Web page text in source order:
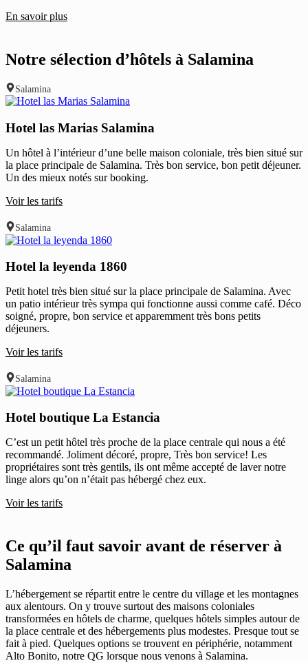
En savoir plus
Notre sélection d’hôtels à Salamina
Salamina
Hotel las Marias Salamina
Un hôtel à l’intérieur d’une belle maison coloniale, très bien situé sur
la place principale de Salamina. Très bon service, bon petit déjeuner.
Un des mieux notés sur booking.
Voir les tarifs
Salamina
Hotel la leyenda 1860
Petit hotel très bien situé sur la place principale de Salamina. Avec
un patio intérieur très sympa qui fonctionne aussi comme café. Déco
soigné, propre, bon service et apparemment très bons petits
déjeuners.
Voir les tarifs
Salamina
Hotel boutique La Estancia
C’est un petit hôtel très proche de la place centrale qui nous a été
recommandé. Joliment décoré, propre, Très bon service! Les
propriétaires sont très gentils, ils ont même accepté de laver notre
linge alors qu’on n’était pas hébergé chez eux.
Voir les tarifs
Ce qu’il faut savoir avant de réserver à
Salamina
L’hébergement se répartit entre le centre du village et les montagnes
aux alentours. On y trouve surtout des maisons coloniales
transformées en hôtels de charme, quelques hôtels simples autour de
la place centrale et des hébergements plus modestes. Presque tout se
fait à pied. Quelques options se trouvent en périphérie, notamment
Alto Bonito, notre QG lorsque nous venons à Salamina.